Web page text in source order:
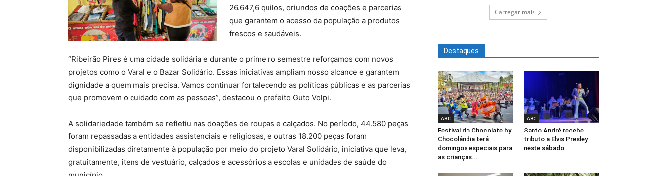
26.647,6 quilos, oriundos de doações e parcerias
que garantem o acesso da população a produtos
frescos e saudáveis.
“Ribeirão Pires é uma cidade solidária e durante o primeiro semestre reforçamos com novos
projetos como o Varal e o Bazar Solidário. Essas iniciativas ampliam nosso alcance e garantem
dignidade a quem mais precisa. Vamos continuar fortalecendo as políticas públicas e as parcerias
que promovem o cuidado com as pessoas”, destacou o prefeito Guto Volpi.
A solidariedade também se refletiu nas doações de roupas e calçados. No período, 44.580 peças
foram repassadas a entidades assistenciais e religiosas, e outras 18.200 peças foram
disponibilizadas diretamente à população por meio do projeto Varal Solidário, iniciativa que leva,
gratuitamente, itens de vestuário, calçados e acessórios a escolas e unidades de saúde do
Carregar mais
Destaques
ABC
Festival do Chocolate by
Chocolândia terá
domingos especiais para
as crianças...
ABC
Santo André recebe
tributo a Elvis Presley
neste sábado